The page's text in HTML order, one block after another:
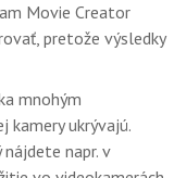
Movie Creator
pretože výsledky
mnohým
ukrývajú.
napr. v